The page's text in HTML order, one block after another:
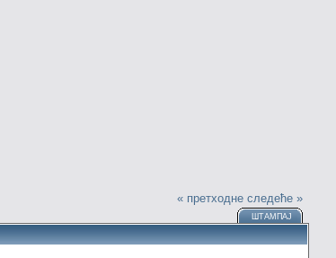
« претходне следеће »
ШТАМПАЈ